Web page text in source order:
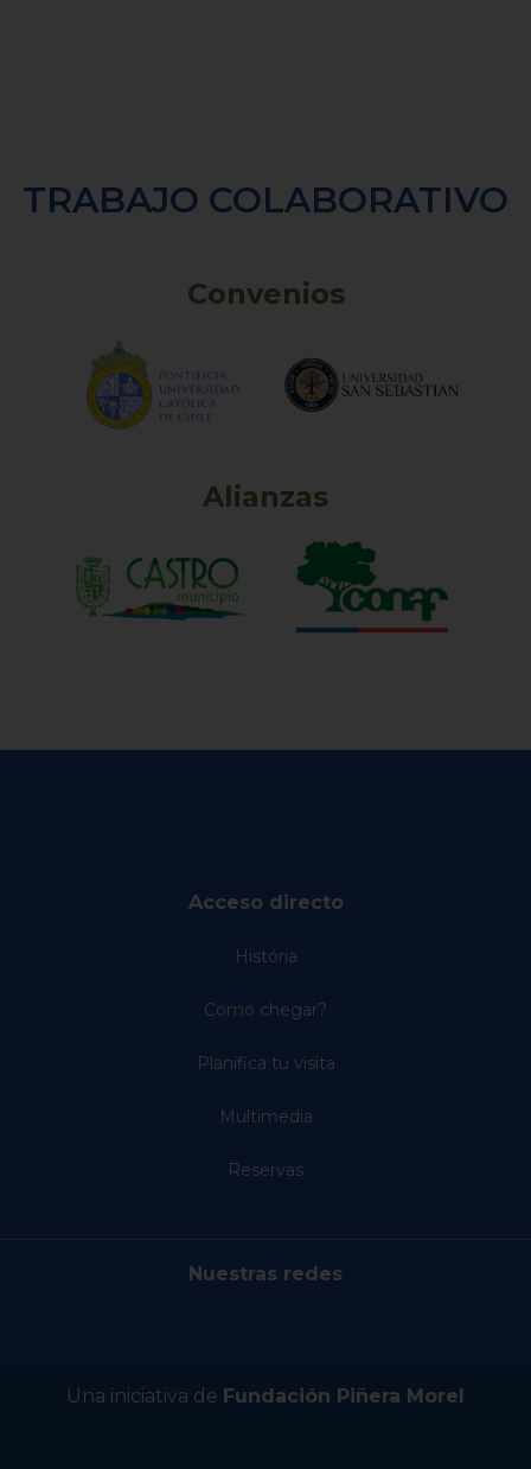
TRABAJO COLABORATIVO
Convenios
Alianzas
Acceso directo
História
Como chegar?
Planifica tu visita
Multimedia
Reservas
Nuestras redes
Una iniciativa de Fundación Piñera Morel